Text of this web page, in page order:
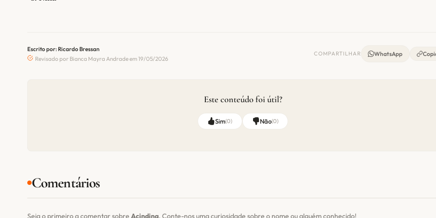
Escrito por: Ricardo Bressan
Revisado por Bianca Mayra Andrade em 19/05/2026
COMPARTILHAR WhatsApp
Este conteúdo foi útil?
Sim(0) Não(0)
Comentários
Seja o primeiro a comentar sobre Acindina. Conte-nos uma curiosidade sobre o nome ou alguém conhecido!